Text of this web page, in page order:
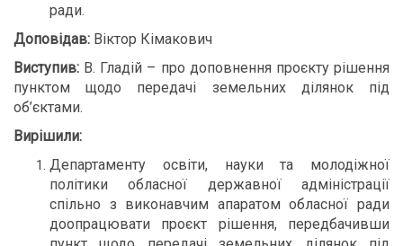
ради.
Доповідав: Віктор Кімакович
Виступив: В. Гладій – про доповнення проєкту рішення
пунктом щодо передачі земельних ділянок під
об’єктами.
Вирішили:
Департаменту освіти, науки та молодіжної
політики обласної державної адміністрації
спільно з виконавчим апаратом обласної ради
доопрацювати проєкт рішення, передбачивши